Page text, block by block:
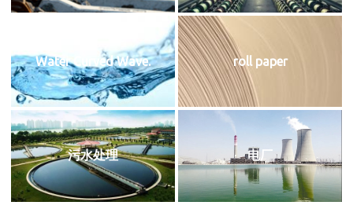
Water Curved Wave. roll paper
污水处理 电厂